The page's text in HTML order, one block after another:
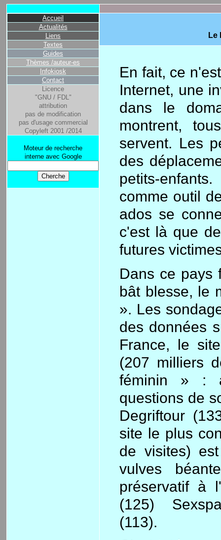
Accueil
Actualités
Liens
Textes
Guides
Thèmes /auteur-es
Infokiosk
Contact
Licence
"GNU / FDL"
attribution
pas de modification
pas d'usage commercial
Copyleft 2001 /2014
Moteur de recherche
interne avec Google
Le
En fait, ce
Internet, une
dans le
montrent,
servent. Les
des
petits-
comme outil
ados se
c'est là que
futures
Dans ce pays
bât blesse, le
». Les
des données
France, le
(207 milliers
féminin » :
questions de
Degriftour
site le plus
de visites)
vulves
préservatif à
(125)
(113).